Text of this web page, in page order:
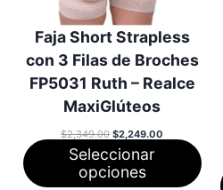
Faja Short Strapless
con 3 Filas de Broches
FP5031 Ruth – Realce
MaxiGlúteos
$2,349.00El
precio
original
era:
$2,349.00.
$2,249.00
precio
$2,249.00.
Seleccionar
opciones